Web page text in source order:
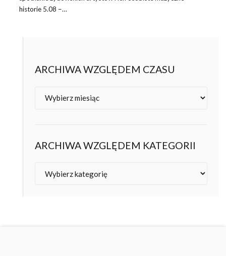
historie 5.08 –…
ARCHIWA WZGLĘDEM CZASU
ARCHIWA WZGLĘDEM KATEGORII